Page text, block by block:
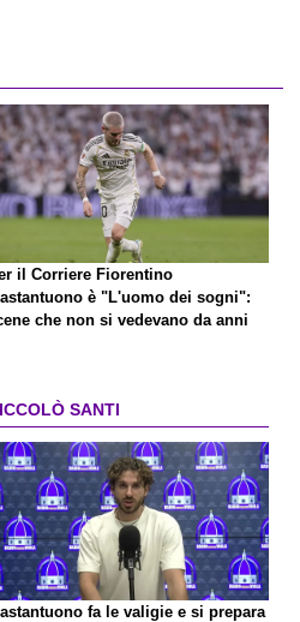
il Corriere Fiorentino
è "L'uomo dei sogni":
che non si vedevano da anni
SANTI
fa le valigie e si prepara